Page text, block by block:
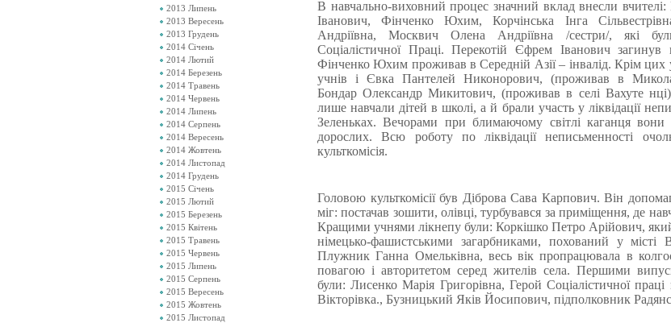
2013 Липень
2013 Вересень
2013 Грудень
2014 Січень
2014 Лютий
2014 Березень
2014 Травень
2014 Червень
2014 Липень
2014 Серпень
2014 Вересень
2014 Жовтень
2014 Листопад
2014 Грудень
2015 Січень
2015 Лютий
2015 Березень
2015 Квітень
2015 Травень
2015 Червень
2015 Липень
2015 Серпень
2015 Вересень
2015 Жовтень
2015 Листопад
В навчально-виховний процес значний вклад внесли
Іванович, Фінченко Юхим, Корчінська Інга
Андріївна, Москвич Олена Андріївна /сестри/, які
Соціалістичної Праці. Перекотій Єфрем Іванович
Фінченко Юхим проживав в Середній Азії – інвалід. Крім цих
учнів і Євка Пантелей Никонорович, (проживав в
Бондар Олександр Микитович, (проживав в селі Вахуте
лише навчали дітей в школі, а й брали участь у ліквідації
Зеленьках. Вечорами при блимаючому світлі каганця вони
дорослих. Всю роботу по ліквідації неписьменності
культкомісія.
Головою культкомісії був Діброва Сава Карпович. Він
міг: постачав зошити, олівці, турбувався за приміщення, де
Кращими учнями лікнепу були: Коркішко Петро Арійович,
німецько-фашистськими загарбниками, похований у місті
Плужник Ганна Омельківна, весь вік пропрацювала в
повагою і авторитетом серед жителів села. Першими
були: Лисенко Марія Григорівна, Герой Соціалістичної
Вікторівка., Бузницький Яків Йосипович, підполковник